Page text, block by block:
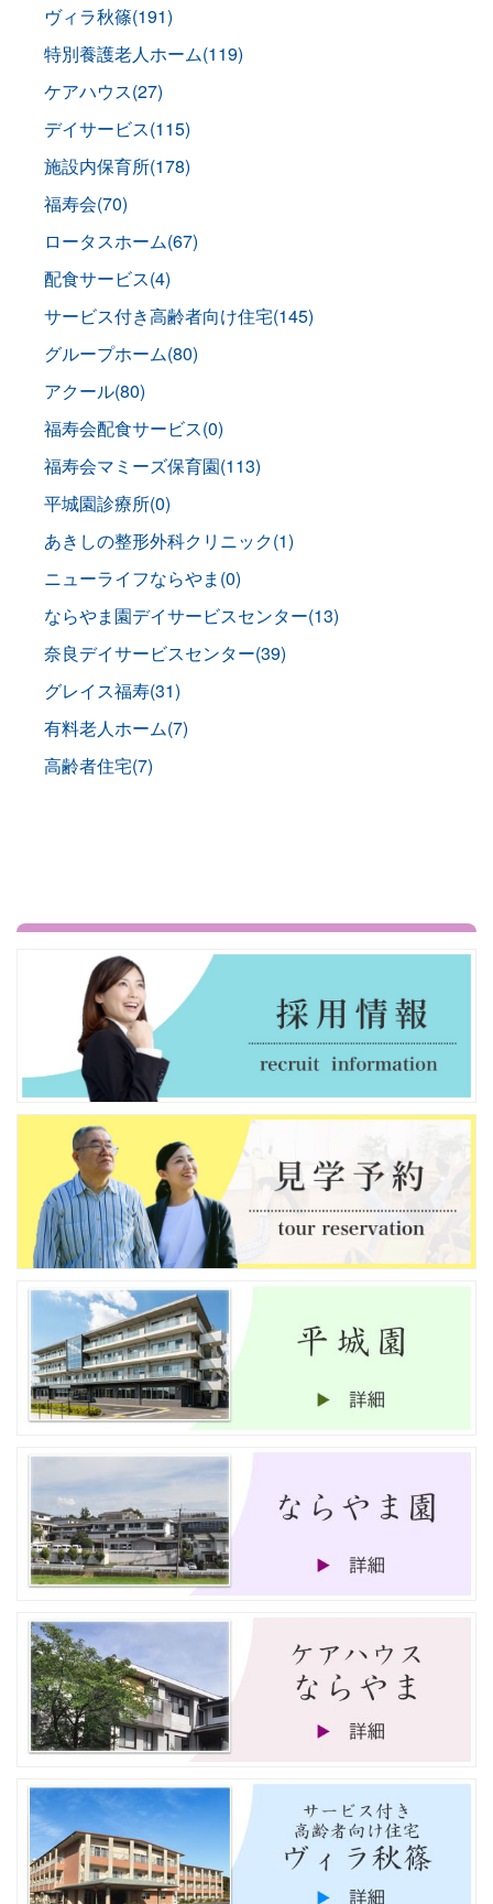
ヴィラ秋篠(191)
特別養護老人ホーム(119)
ケアハウス(27)
デイサービス(115)
施設内保育所(178)
福寿会(70)
ロータスホーム(67)
配食サービス(4)
サービス付き高齢者向け住宅(145)
グループホーム(80)
アクール(80)
福寿会配食サービス(0)
福寿会マミーズ保育園(113)
平城園診療所(0)
あきしの整形外科クリニック(1)
ニューライフならやま(0)
ならやま園デイサービスセンター(13)
奈良デイサービスセンター(39)
グレイス福寿(31)
有料老人ホーム(7)
高齢者住宅(7)